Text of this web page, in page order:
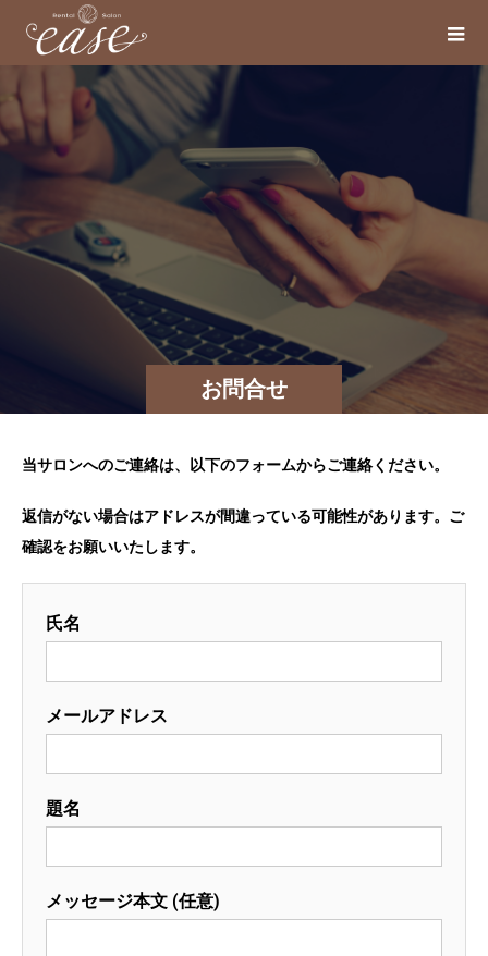
お問合せ
当サロンへのご連絡は、以下のフォームからご連絡ください。
返信がない場合はアドレスが間違っている可能性があります。ご
確認をお願いいたします。
氏名
メールアドレス
題名
メッセージ本文 (任意)